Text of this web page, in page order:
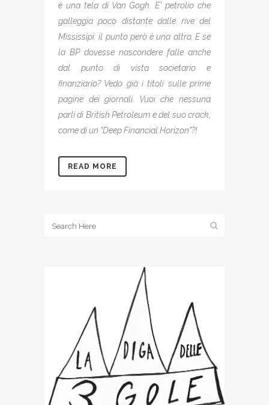
è una tela di Van Gogh. E' petrolio che
galleggia poco distante dalle rive del
Mississipi. il punto però è una altro. E se
la BP dovesse nascondere falle anche
dal punto di vista societario e
finanziario? Vedo già i titoli sulle prime
pagine dei giornali. Vuoi che nessuna
parli di British Petroleum e del suo crack,
come di un "Deep Financial Horizon"?!
READ MORE